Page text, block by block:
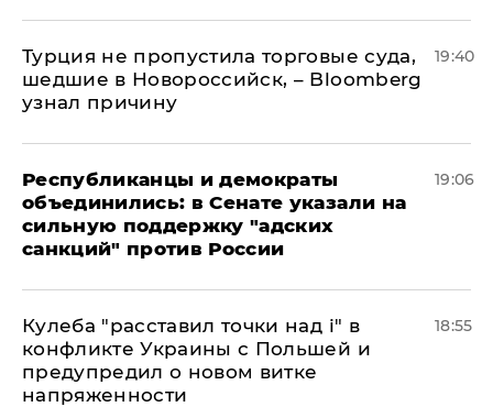
Турция не пропустила торговые суда,
шедшие в Новороссийск, – Bloomberg
узнал причину
19:40
Республиканцы и демократы
объединились: в Сенате указали на
сильную поддержку "адских
санкций" против России
19:06
Кулеба "расставил точки над і" в
конфликте Украины с Польшей и
предупредил о новом витке
напряженности
18:55